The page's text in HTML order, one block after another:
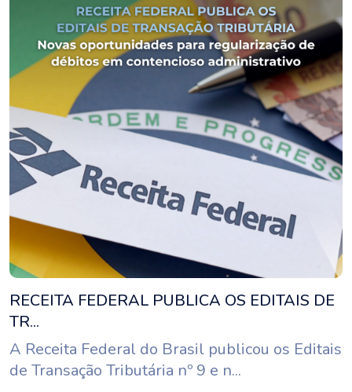
RECEITA FEDERAL PUBLICA OS EDITAIS DE
TR...
A Receita Federal do Brasil publicou os Editais
de Transação Tributária nº 9 e n...